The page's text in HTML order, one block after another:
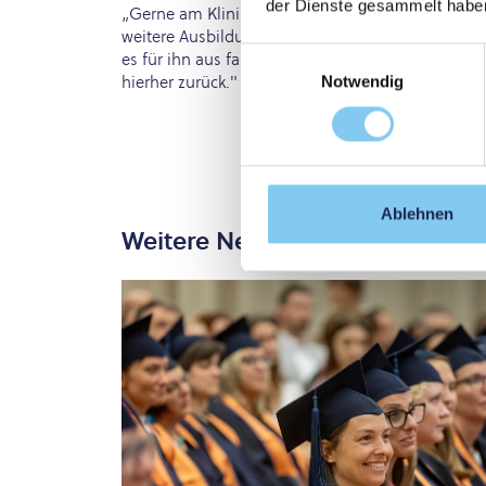
der Dienste gesammelt
Notwendig
Ablehnen
„Gerne am Klinikum. Aber noch ist nichts in
weitere Ausbildung nächstes Jahr in den USA
es für ihn aus familiären Gründen an ein
hierher zurück."
Weitere News